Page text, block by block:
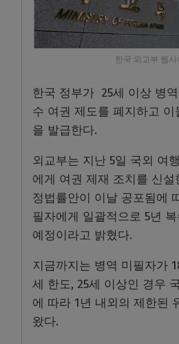
한국 외교부 웹사
한국 정부가 25세 이상 병
수 여권 제도를 폐지하고 이
을 발급한다.
외교부는 지난 5일 국외 여
에게 여권 제재 조치를 신설
정법률안이 이날 공포됨에
필자에게 일괄적으로 5년
예정이라고 밝혔다.
지금까지는 병역 미필자가
세 한도, 25세 이상인 경우
에 따라 1년 내외의 제한된
왔다.